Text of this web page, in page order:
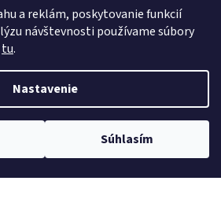
a reklám, poskytovanie funkcií
návštevnosti používame súbory
tu.
Nastavenie
Súhlasím
heslo
Vytvoril Shoptet
. Všetky práva vyhradené.
nastavenie cookies